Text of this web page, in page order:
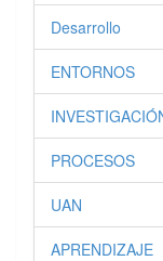
Desarrollo
ENTORNOS
PROCESOS
UAN
APRENDIZAJE